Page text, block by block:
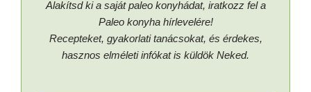
Alakítsd ki a saját paleo konyhádat, iratkozz fel a
Paleo konyha hírlevelére!
Recepteket, gyakorlati tanácsokat, és érdekes,
hasznos elméleti infókat is küldök Neked.